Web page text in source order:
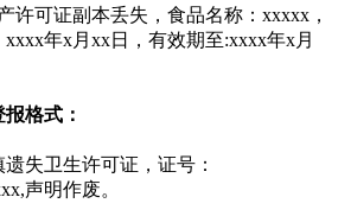
许可证副本丢失，食品名称：xxxxx，
年x月xx日，有效期至:xxxx年x月
格式：
失卫生许可证，证号：
声明作废。